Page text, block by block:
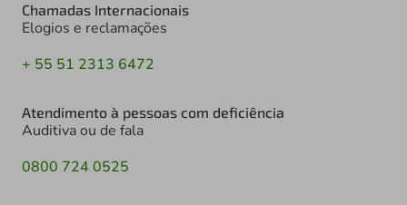
Chamadas Internacionais
Elogios e reclamações
+ 55 51 2313 6472
Atendimento à pessoas com deficiência
Auditiva ou de fala
0800 724 0525